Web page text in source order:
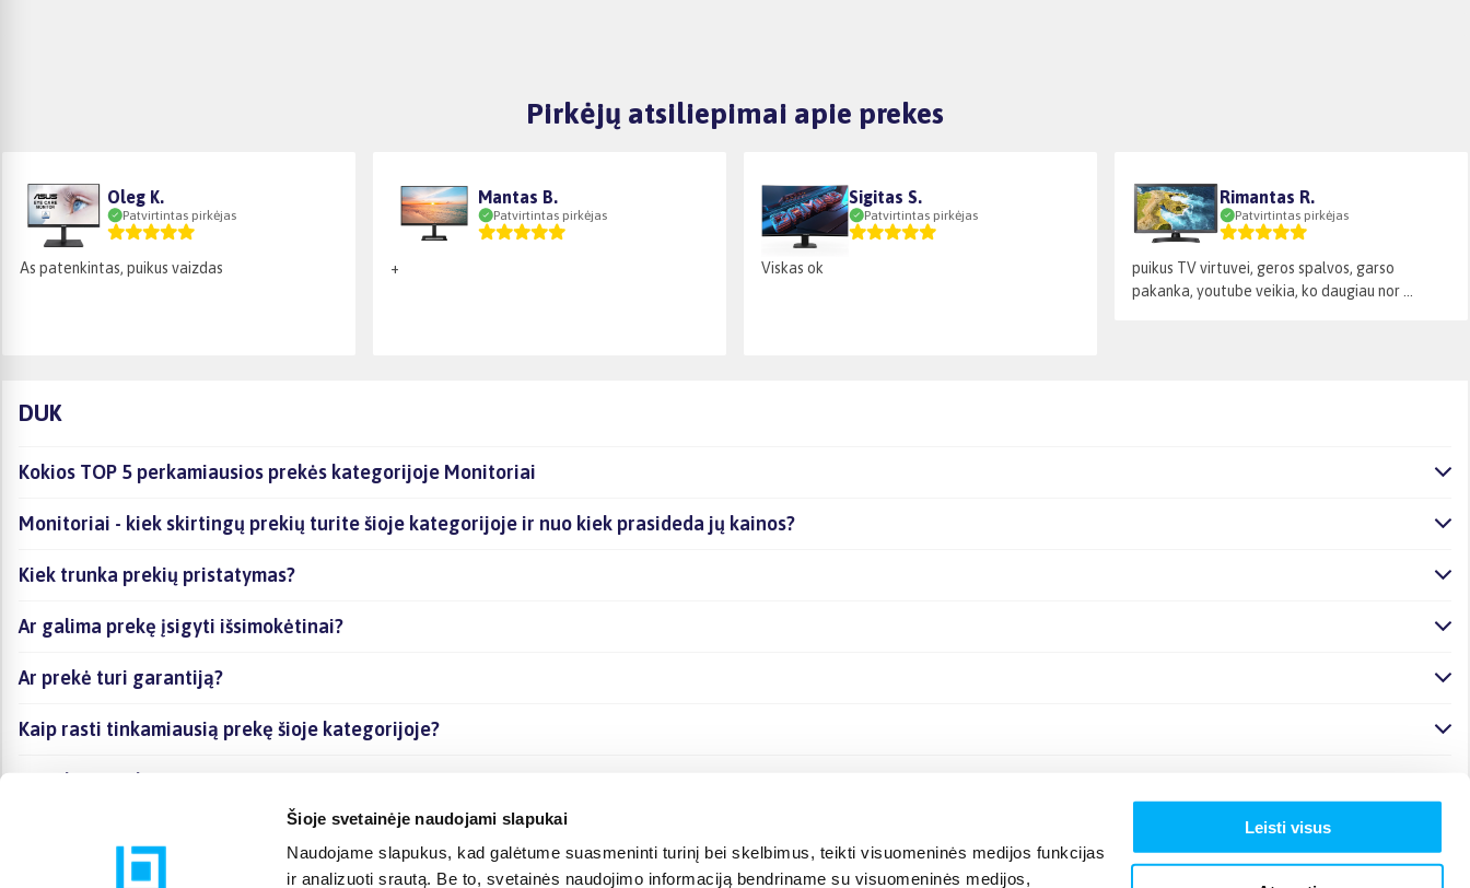
Šioje svetainėje naudojami slapukai
Naudojame slapukus, kad galėtume suasmeninti turinį bei skelbimus, teikti visuomeninės medijos funkcijas
ir analizuoti srautą. Be to, svetainės naudojimo informaciją bendriname su visuomeninės medijos,
Leisti visus
Pirkėjų atsiliepimai apie prekes
Oleg K.
Patvirtintas pirkėjas
As patenkintas, puikus vaizdas
Mantas B.
Patvirtintas pirkėjas
+
Sigitas S.
Patvirtintas pirkėjas
Viskas ok
Rimantas R.
Patvirtintas pirkėjas
puikus TV virtuvei, geros spalvos, garso
pakanka, youtube veikia, ko daugiau nor ...
DUK
Kokios TOP 5 perkamiausios prekės kategorijoje Monitoriai
Monitoriai - kiek skirtingų prekių turite šioje kategorijoje ir nuo kiek prasideda jų kainos?
Kiek trunka prekių pristatymas?
Ar galima prekę įsigyti išsimokėtinai?
Ar prekė turi garantiją?
Kaip rasti tinkamiausią prekę šioje kategorijoje?
Ar galima prekę atsiimti vietoje?